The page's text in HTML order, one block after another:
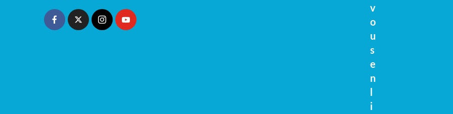
v
o
u
s
e
n
i